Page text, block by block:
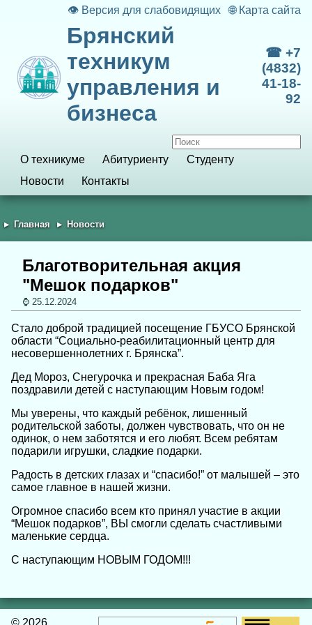
👁Версия для слабовидящих 🌐Карта сайта
Брянский
техникум
управления и
бизнеса
☎ +7
(4832)
41-18-
92
О техникуме Абитуриенту
Студенту
Новости
Контакты
Главная Новости
Благотворительная акция
"Мешок подарков"
25.12.2024
Стало доброй традицией посещение ГБУСО Брянской
области “Социально-реабилитационный центр для
несовершеннолетних г. Брянска”.
Дед Мороз, Снегурочка и прекрасная Баба Яга
поздравили детей с наступающим Новым годом!
Мы уверены, что каждый ребёнок, лишенный
родительской заботы, должен чувствовать, что он не
одинок, о нем заботятся и его любят. Всем ребятам
подарили игрушки, сладкие подарки.
Радость в детских глазах и “спасибо!” от малышей – это
самое главное в нашей жизни.
Огромное спасибо всем кто принял участие в акции
“Мешок подарков”, ВЫ смогли сделать счастливыми
маленькие сердца.
С наступающим НОВЫМ ГОДОМ!!!
© 2026